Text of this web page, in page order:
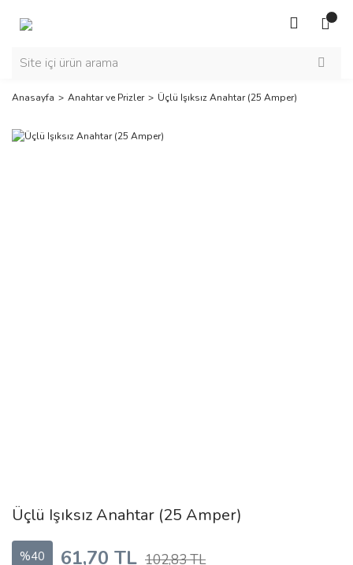
Anasayfa Anahtar ve Prizler Üçlü Işıksız Anahtar (25 Amper)
Üçlü Işıksız Anahtar (25 Amper)
%40 61,70 TL 102,83 TL